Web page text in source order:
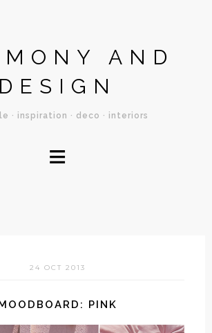
AND
DESIGN
· inspiration · deco · interiors
≡
24 OCT 2013
PINK